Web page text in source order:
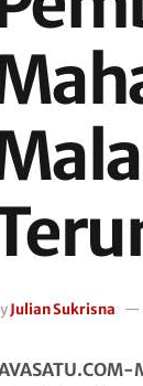
Julian Sukrisna